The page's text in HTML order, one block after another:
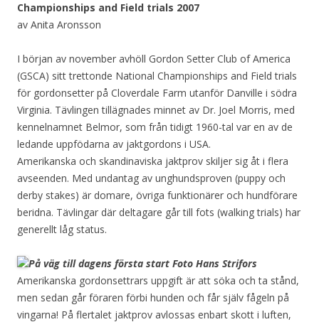
Championships and Field trials 2007
av Anita Aronsson
I början av november avhöll Gordon Setter Club of America
(GSCA) sitt trettonde National Championships and Field trials
för gordonsetter på Cloverdale Farm utanför Danville i södra
Virginia. Tävlingen tillägnades minnet av Dr. Joel Morris, med
kennelnamnet Belmor, som från tidigt 1960-tal var en av de
ledande uppfödarna av jaktgordons i USA.
Amerikanska och skandinaviska jaktprov skiljer sig åt i flera
avseenden. Med undantag av unghundsproven (puppy och
derby stakes) är domare, övriga funktionärer och hundförare
beridna. Tävlingar där deltagare går till fots (walking trials) har
generellt låg status.
På väg till dagens första start Foto Hans Strifors
Amerikanska gordonsettrars uppgift är att söka och ta stånd,
men sedan går föraren förbi hunden och får själv fågeln på
vingarna! På flertalet jaktprov avlossas enbart skott i luften,